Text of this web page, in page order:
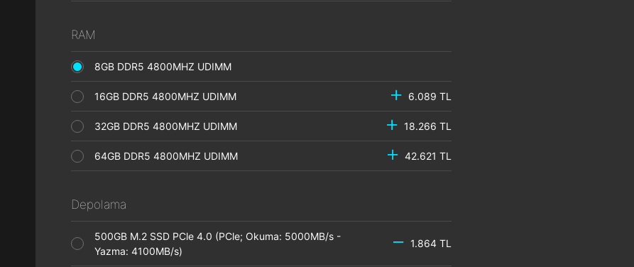
RAM
8GB DDR5 4800MHZ UDIMM
16GB DDR5 4800MHZ UDIMM 6.089 TL
32GB DDR5 4800MHZ UDIMM 18.266 TL
64GB DDR5 4800MHZ UDIMM 42.621 TL
Depolama
500GB M.2 SSD PCle 4.0 (PCle; Okuma: 5000MB/s -
Yazma: 4100MB/s)
1.864 TL